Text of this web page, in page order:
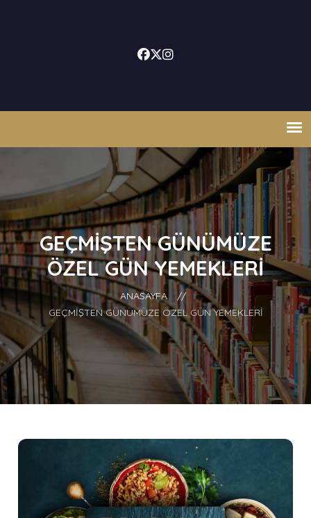
GEÇMIŞTEN GÜNÜMÜZE
ÖZEL GÜN YEMEKLERI
ANASAYFA
//
GEÇMIŞTEN GÜNÜMÜZE ÖZEL GÜN YEMEKLERI